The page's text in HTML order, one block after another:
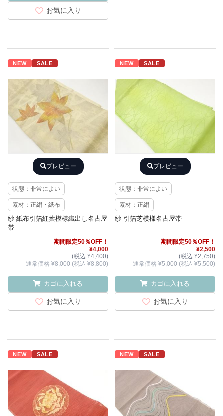
お気に入り
NEW SALE
プレビュー
状態：非常によい
素材：正絹・紙布
紗 紙布引箔紅葉模様織出し名古屋
帯
期間限定50％OFF！
¥4,000
(税込 ¥4,400)
通常価格 ¥8,000 (税込 ¥8,800)
カゴに入れる
お気に入り
NEW SALE
プレビュー
状態：非常によい
素材：正絹
紗 引箔芝模様名古屋帯
期間限定50％OFF！
¥2,500
(税込 ¥2,750)
通常価格 ¥5,000 (税込 ¥5,500)
カゴに入れる
お気に入り
NEW SALE NEW SALE